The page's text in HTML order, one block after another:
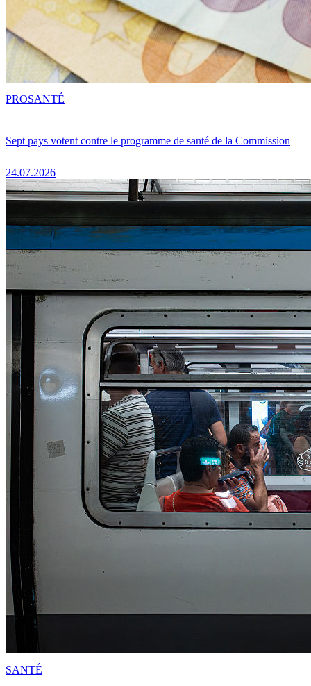
Sept pays votent contre le programme de santé de la Commission
24.07.2026
PROSANTÉ
SANTÉ